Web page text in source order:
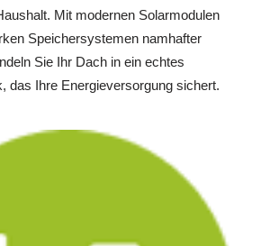
Mit modernen Solarmodulen
Speichersystemen namhafter
Sie Ihr Dach in ein echtes
das Ihre Energieversorgung sichert.